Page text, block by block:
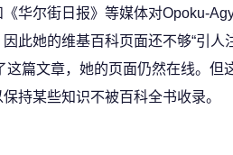
《华尔街日报》等媒体对Opoku-
此她的维基百科页面还不够“引人
这篇文章，她的页面仍然在线。但
持某些知识不被百科全书收录。